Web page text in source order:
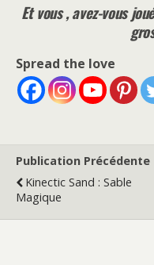
Et vous , avez-vous
Spread the love
Publication Précédente
Kinectic Sand : Sable
Magique